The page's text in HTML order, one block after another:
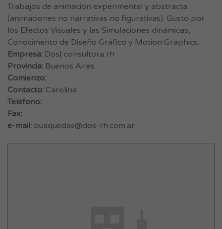
Trabajos de animación experimental y abstracta
(animaciones no narrativas no figurativas). Gusto por
los Efectos Visuales y las Simulaciones dinámicas,
Conocimento de Diseño Gráfico y Motion Graphics.
Empresa: Dos| consultora rh
Provincia: Buenos Aires
Comienzo:
Contacto: Carolina
Teléfono:
Fax:
e-mail: busquedas@dos-rh.com.ar